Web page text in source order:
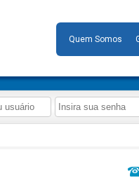
Quem Somos